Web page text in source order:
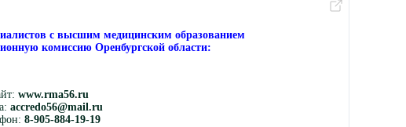
с высшим медицинским образованием
комиссию Оренбургской области:
www.rma56.ru
accredo56@mail.ru
8-905-884-19-19